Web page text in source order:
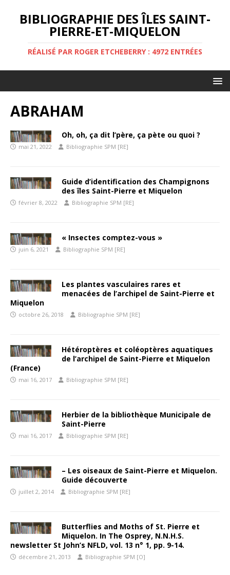
BIBLIOGRAPHIE DES ÎLES SAINT-
PIERRE-ET-MIQUELON
RÉALISÉ PAR ROGER ETCHEBERRY : 4972 ENTRÉES
ABRAHAM
Oh, oh, ça dit l’père, ça pète ou quoi ?
mai 21, 2022 Bibliographie SPM [RE]
Guide d’identification des Champignons
des îles Saint-Pierre et Miquelon
février 8, 2022 Bibliographie SPM [RE]
« Insectes comptez-vous »
juin 6, 2021 Bibliographie SPM [RE]
Les plantes vasculaires rares et
menacées de l’archipel de Saint-Pierre et
Miquelon
octobre 26, 2018 Bibliographie SPM [RE]
Hétéroptères et coléoptères aquatiques
de l’archipel de Saint-Pierre et Miquelon
(France)
mai 16, 2017 Bibliographie SPM [RE]
Herbier de la bibliothèque Municipale de
Saint-Pierre
mai 16, 2017 Bibliographie SPM [RE]
– Les oiseaux de Saint-Pierre et Miquelon.
Guide découverte
juillet 2, 2014 Bibliographie SPM [RE]
Butterflies and Moths of St. Pierre et
Miquelon. In The Osprey, N.N.H.S.
newsletter St John’s NFLD, vol. 13 n° 1, pp. 9-14.
décembre 21, 2013 Bibliographie SPM [O]